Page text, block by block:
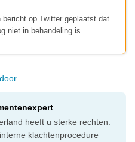
bericht op Twitter geplaatst dat
niet in behandeling is
heeft u sterke rechten.
klachtenprocedure